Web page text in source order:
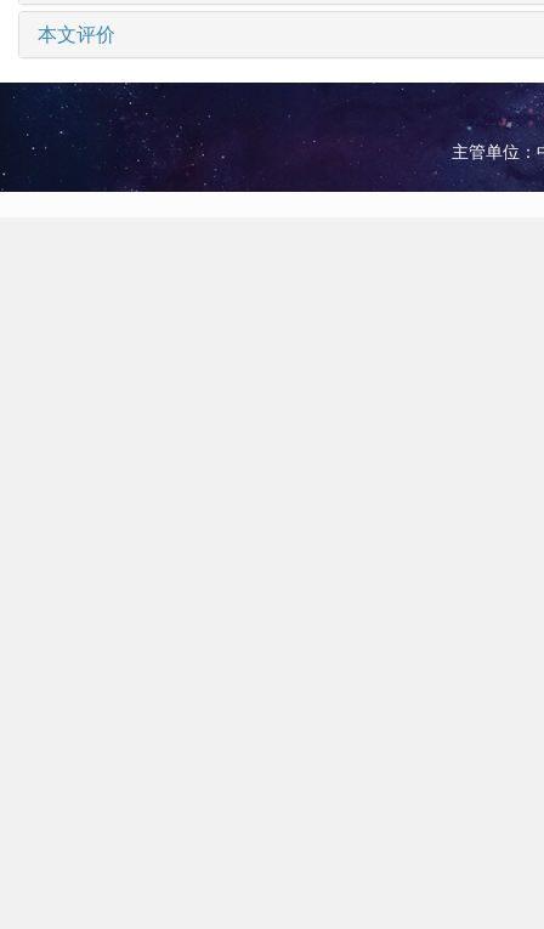
本文评价
主管单位：